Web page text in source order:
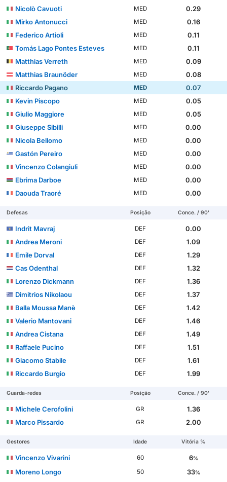
Nicolò Cavuoti MED
0.29
Mirko Antonucci
MED
0.16
Federico Artioli
MED
0.11
Tomás Lago Pontes Esteves
MED
0.11
Matthias Verreth
MED
0.09
Matthias Braunöder
MED
0.08
Riccardo Pagano
MED
0.07
Kevin Piscopo
MED
0.05
Giulio Maggiore
MED
0.05
Giuseppe Sibilli
MED
0.00
Nicola Bellomo
MED
0.00
Gastón Pereiro
MED
0.00
Vincenzo Colangiuli
MED
0.00
Ebrima Darboe
MED
0.00
Daouda Traoré
MED 0.00
Defesas Posição Conce. / 90'
Indrit Mavraj DEF
0.00
Andrea Meroni
DEF
1.09
Emile Dorval
DEF
1.29
Cas Odenthal
DEF
1.32
Lorenzo Dickmann
DEF
1.36
Dimitrios Nikolaou
DEF
1.37
Balla Moussa Manè
DEF
1.42
Valerio Mantovani
DEF
1.46
Andrea Cistana
DEF
1.49
Raffaele Pucino
DEF
1.51
Giacomo Stabile
DEF
1.61
Riccardo Burgio
DEF 1.99
Guarda-redes Posição Conce. / 90'
Michele Cerofolini GR
1.36
Marco Pissardo
GR 2.00
Gestores Idade Vitória %
Vincenzo Vivarini 60 6%
Moreno Longo 50 33%